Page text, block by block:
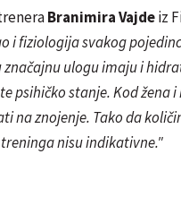
Branimira Vajdeiz
i fiziologija svakog
značajnu ulogu imaju i
psihičko stanje. Kod žena i
na znojenje. Tako da
nisu indikativne."